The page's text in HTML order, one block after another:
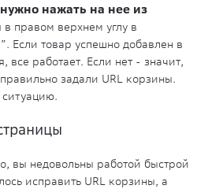
нажать на нее из
в правом верхнем углу в
Если товар успешно добавлен в
все работает. Если нет - значит,
задали URL корзины.
вы недовольны работой быстрой
исправить URL корзины, а